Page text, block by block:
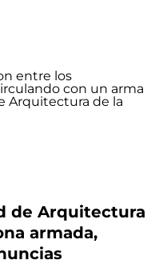
de Arquitectura
armada,